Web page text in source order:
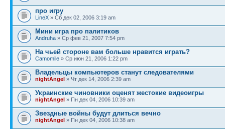
про игру
LineX » Сб дек 02, 2006 3:19 am
Мини игра про палитиков
Andruha » Ср фев 21, 2007 7:54 pm
На чьей стороне вам больше нравится играть?
Camomile » Ср июн 21, 2006 1:22 pm
Владельцы компьютеров станут следователями
nightAngel » Чт дек 14, 2006 2:39 am
Украинские чиновники оценят жестокие видеоигры
nightAngel » Пн дек 04, 2006 10:39 am
Звездные войны будут длиться вечно
nightAngel » Пн дек 04, 2006 10:38 am